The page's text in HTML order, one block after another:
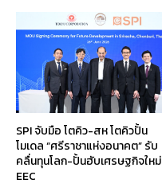
SPI จับมือ โตคิว-สห โตคิวปั้น
โมเดล “ศรีราชาแห่งอนาคต” รับ
คลื่นทุนโลก-ปั้นฮับเศรษฐกิจใหม่
EEC